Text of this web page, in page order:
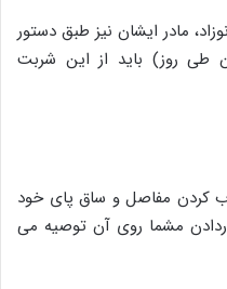
مادر ایشان نیز طبق دستور
طی روز) باید از این شربت
کردن مفاصل و ساق پای خود
مشما روی آن توصیه می